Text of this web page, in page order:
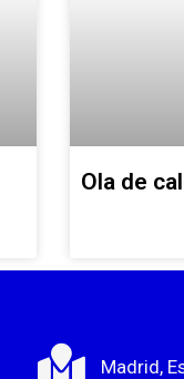
Ola de
Madrid,